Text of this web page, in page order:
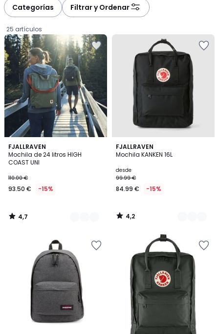
Categorías Filtrar y Ordenar
25 artículos
FJALLRAVEN
Mochila de 24 litros HIGH
COAST UNI
€
en
de
110.00
descuento
aplicado.
110.00 €
93.50 € -15%
4,7
/ 5
5
Colores
4,7
/
FJALLRAVEN
Mochila KANKEN 16L
desde
99.99 €
84.99 € -15%
4,2
/ 5
3
Colores
4,2
/